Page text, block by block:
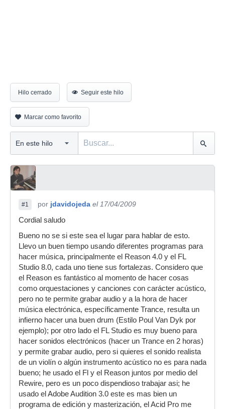
Hilo cerrado Seguir este hilo
Marcar como favorito
#1 por jdavidojeda el 17/04/2009
Cordial saludo
Bueno no se si este sea el lugar para hablar de esto.
Llevo un buen tiempo usando diferentes programas para
hacer música, principalmente el Reason 4.0 y el FL
Studio 8.0, cada uno tiene sus fortalezas. Considero que
el Reason es fantástico al momento de hacer cosas
como orquestaciones y canciones con carácter acústico,
pero no te permite grabar audio y a la hora de hacer
música electrónica, específicamente Trance, resulta un
infierno hacer una buen drum (Estilo Poul Van Dyk por
ejemplo); por otro lado el FL Studio es muy bueno para
hacer sonidos electrónicos (hacer un Trance en 2 horas)
y permite grabar audio, pero si quieres el sonido realista
de un violín o algún instrumento acústico no es para nada
bueno; he usado el Fl y el Reason juntos por medio del
Rewire, pero es un poco dispendioso trabajar asi; he
usado el Adobe Audition 3.0 este es mas bien un
programa de edición y masterización, el Acid Pro me